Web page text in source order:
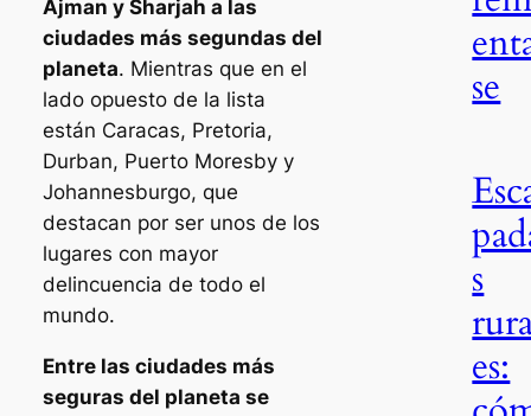
Ajman y Sharjah a las
ciudades más segundas del
planeta. Mientras que en el
lado opuesto de la lista
están Caracas, Pretoria,
Durban, Puerto Moresby y
Johannesburgo, que
destacan por ser unos de los
lugares con mayor
delincuencia de todo el
mundo.
Entre las ciudades más
seguras del planeta se
se
s
es: